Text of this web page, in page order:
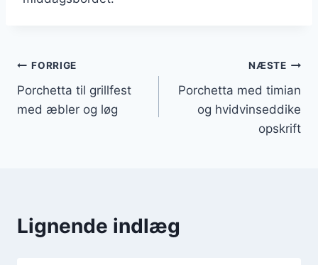
Indlægsnavigation
FORRIGE
Porchetta til grillfest
med æbler og løg
NÆSTE
Porchetta med timian
og hvidvinseddike
opskrift
Lignende indlæg